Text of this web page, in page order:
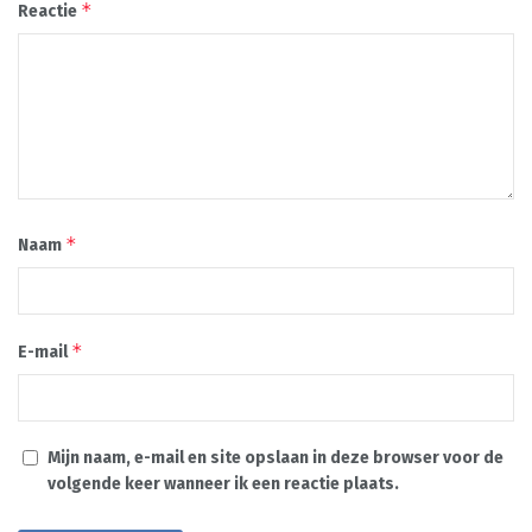
Reactie *
Naam *
E-mail*
Mijn naam, e-mail en site opslaan in deze browser voor de
volgende keer wanneer ik een reactie plaats.